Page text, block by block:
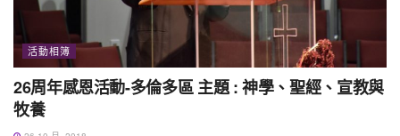
活動相簿
26周年感恩活動-多倫多區 主題 : 神學、聖經、宣教與
牧養